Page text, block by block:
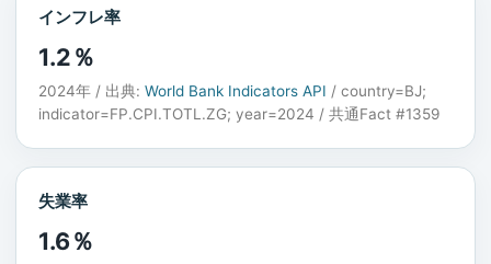
インフレ率
1.2％
2024年 / 出典: World Bank Indicators API / country=BJ;
indicator=FP.CPI.TOTL.ZG; year=2024 / 共通Fact #1359
失業率
1.6％